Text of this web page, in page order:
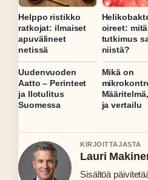
Helppo ristikko
ratkojat: ilmaiset
apuvälineet
netissä
oireet: mitä
tutkimus
niistä?
Uudenvuoden
Aatto – Perinteet
ja Ilotulitus
Suomessa
Mikä on
ja vertailu
KIRJOITTAJASTA
Lauri
Sisältöä